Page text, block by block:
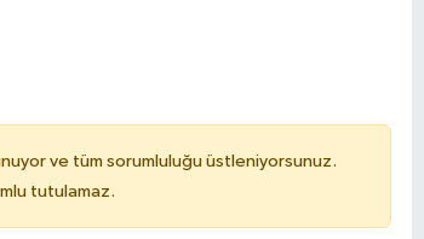
ve tüm sorumluluğu üstleniyorsunuz.
tutulamaz.